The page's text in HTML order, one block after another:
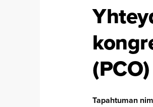
(PCO)
Tapahtuman